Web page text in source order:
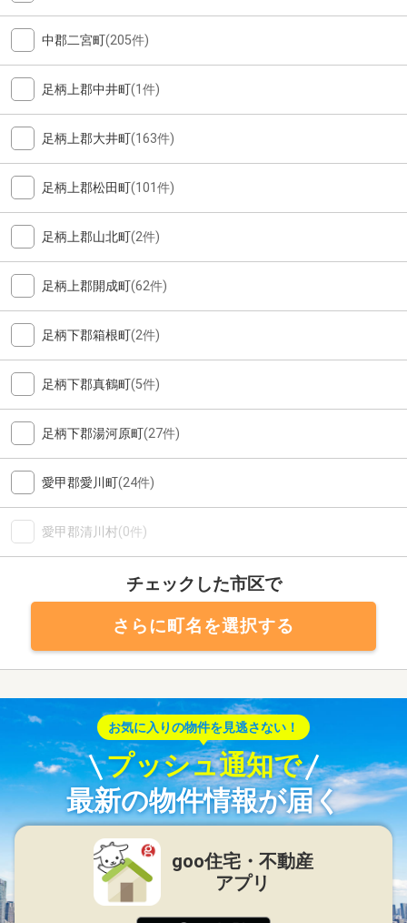
中郡二宮町(205件)
足柄上郡中井町(1件)
足柄上郡大井町(163件)
足柄上郡松田町(101件)
足柄上郡山北町(2件)
足柄上郡開成町(62件)
足柄下郡箱根町(2件)
足柄下郡真鶴町(5件)
足柄下郡湯河原町(27件)
愛甲郡愛川町(24件)
愛甲郡清川村(0件)
チェックした市区で
さらに町名を選択する
お気に入りの物件を見逃さない！
プッシュ通知で
最新の物件情報が届く
goo住宅・不動産
アプリ